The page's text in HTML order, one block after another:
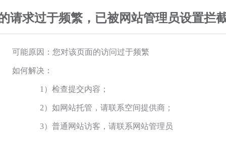
请求过于频繁，已被网站管理员设置拦
可能原因：您对该页面的访问过于频繁
如何解决：
1）检查提交内容；
2）如网站托管，请联系空间提供商；
3）普通网站访客，请联系网站管理员